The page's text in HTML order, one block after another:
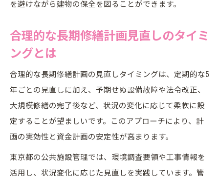
を避けながら建物の保全を図ることができます。
合理的な長期修繕計画見直しのタイミ
ングとは
合理的な長期修繕計画の見直しタイミングは、定期的な5
年ごとの見直しに加え、予期せぬ設備故障や法令改正、
大規模修繕の完了後など、状況の変化に応じて柔軟に設
定することが望ましいです。このアプローチにより、計
画の実効性と資金計画の安定性が高まります。
東京都の公共施設管理では、環境調査要領や工事情報を
活用し、状況変化に応じた見直しを実践しています。管